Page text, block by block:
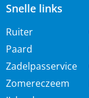
Snelle links
Ruiter
Paard
Zadelpasservice
Zomereczeem